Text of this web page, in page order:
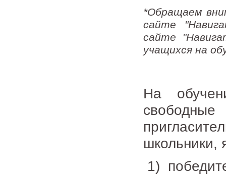
*Обращаем
сайте
сайте
учащихся на
На
школьники,
1)